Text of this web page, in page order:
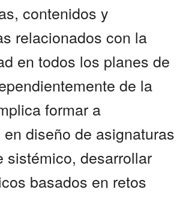
contenidos y
relacionados con la
en todos los planes de
de la
formar a
diseño de asignaturas
sistémico, desarrollar
basados en retos